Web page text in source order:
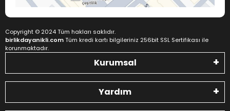
Copyright © 2024 Tüm hakları saklıdır.
birlikdayanikli.comTüm kredi kartı bilgileriniz 256bit SSL Sertifikası ile
korunmaktadır.
Kurumsal
Yardım